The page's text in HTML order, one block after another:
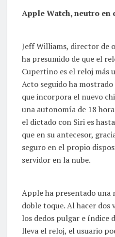
Apple Watch, neutro en
Jeff Williams, director de
ha presumido de que el
Cupertino es el reloj más
Acto seguido ha
que incorpora el nuevo
una autonomía de 18
el dictado con Siri es
que en su antecesor,
seguro en el propio
servidor en la nube.
Apple ha presentado una
doble toque. Al hacer dos
los dedos pulgar e índice
lleva el reloj, el usuario